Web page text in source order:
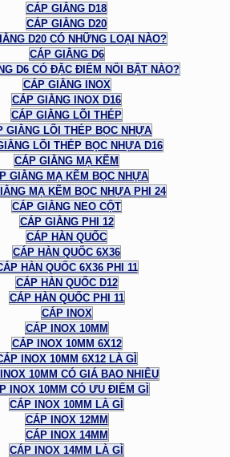
CÁP GIẰNG D18
CÁP GIẰNG D20
D20 CÓ NHỮNG LOẠI NÀO?
CÁP GIẰNG D6
D6 CÓ ĐẶC ĐIỂM NỔI BẬT NÀO?
CÁP GIẰNG INOX
CÁP GIẰNG INOX D16
CÁP GIẰNG LÕI THÉP
GIẰNG LÕI THÉP BỌC NHỰA
LÕI THÉP BỌC NHỰA D16
CÁP GIẰNG MẠ KẼM
GIẰNG MẠ KẼM BỌC NHỰA
MẠ KẼM BỌC NHỰA PHI 24
CÁP GIẰNG NEO CỘT
CÁP GIẰNG PHI 12
CÁP HÀN QUỐC
CÁP HÀN QUỐC 6X36
HÀN QUỐC 6X36 PHI 11
CÁP HÀN QUỐC D12
CÁP HÀN QUỐC PHI 11
CÁP INOX
CÁP INOX 10MM
CÁP INOX 10MM 6X12
INOX 10MM 6X12 LÀ GÌ
10MM CÓ GIÁ BAO NHIÊU
INOX 10MM CÓ ƯU ĐIỂM GÌ
CÁP INOX 10MM LÀ GÌ
CÁP INOX 12MM
CÁP INOX 14MM
CÁP INOX 14MM LÀ GÌ